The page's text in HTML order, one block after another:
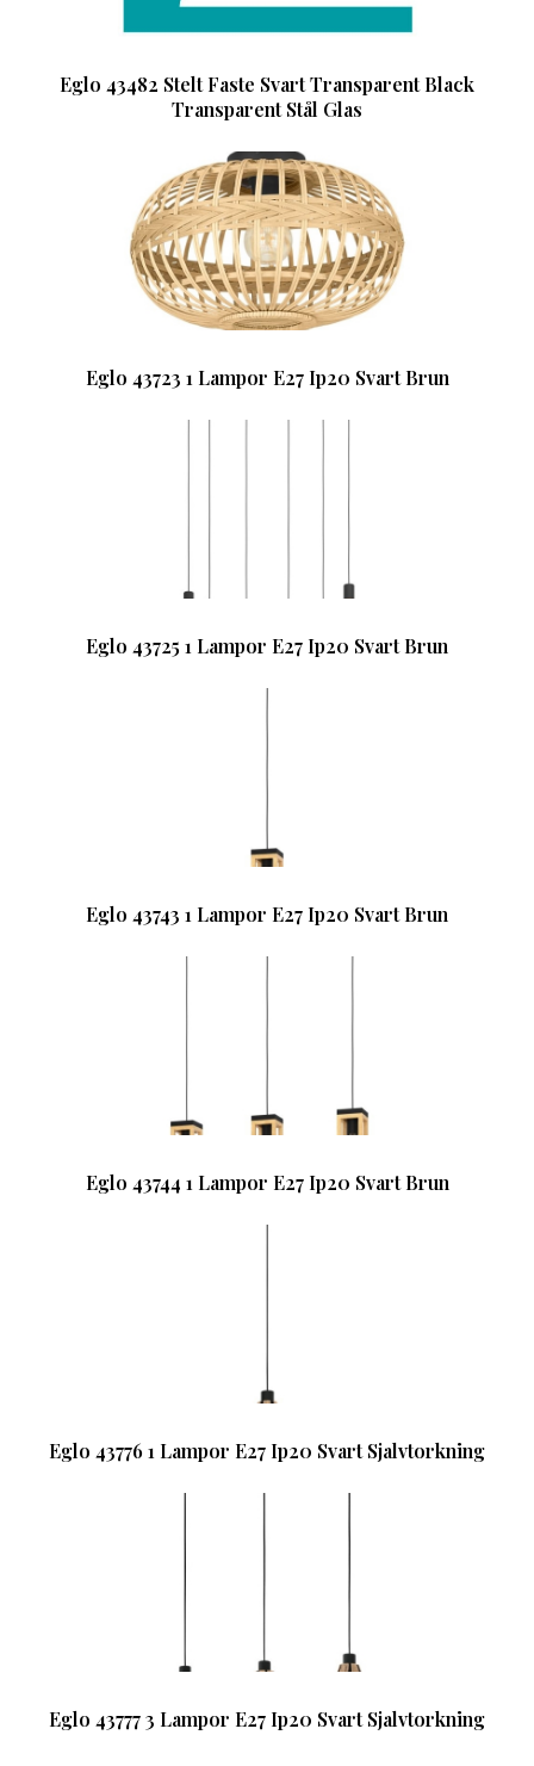
Eglo 43482 Stelt Faste Svart Transparent Black
Transparent Stål Glas
Eglo 43723 1 Lampor E27 Ip20 Svart Brun
Eglo 43725 1 Lampor E27 Ip20 Svart Brun
Eglo 43743 1 Lampor E27 Ip20 Svart Brun
Eglo 43744 1 Lampor E27 Ip20 Svart Brun
Eglo 43776 1 Lampor E27 Ip20 Svart Sjalvtorkning
Eglo 43777 3 Lampor E27 Ip20 Svart Sjalvtorkning